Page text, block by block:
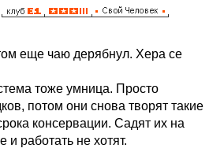
еще чаю дерябнул. Хера се
тоже умница. Просто
потом они снова творят такие
консервации. Садят их на
и работать не хотят.